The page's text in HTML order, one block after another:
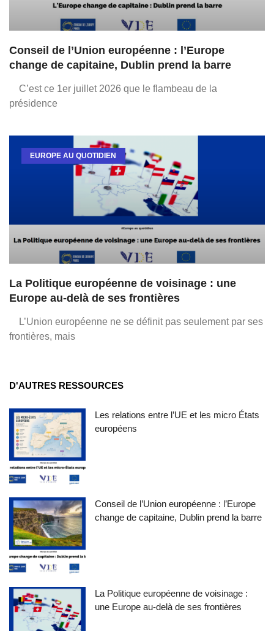
Conseil de l’Union européenne : l’Europe
change de capitaine, Dublin prend la barre
C’est ce 1er juillet 2026 que le flambeau de la
présidence
EUROPE AU QUOTIDIEN
La Politique européenne de voisinage : une
Europe au-delà de ses frontières
L’Union européenne ne se définit pas seulement par ses
frontières, mais
D'AUTRES RESSOURCES
Les relations entre l’UE et les micro États
européens
Conseil de l’Union européenne : l’Europe
change de capitaine, Dublin prend la barre
La Politique européenne de voisinage :
une Europe au-delà de ses frontières